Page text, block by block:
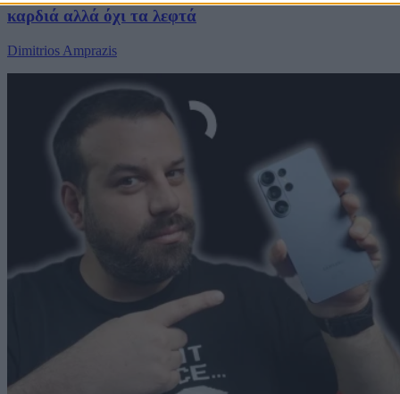
καρδιά αλλά όχι τα λεφτά
Dimitrios Amprazis